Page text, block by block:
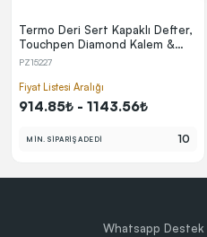
Termo Deri Sert Kapaklı Defter,
Touchpen Diamond Kalem &
10.000 mAh Powerbank Kutulu
PZ15227
Fiyat Listesi Aralığı
914.85₺ - 1143.56₺
MİN. SİPARİŞ ADEDİ 10
Whatsapp Destek